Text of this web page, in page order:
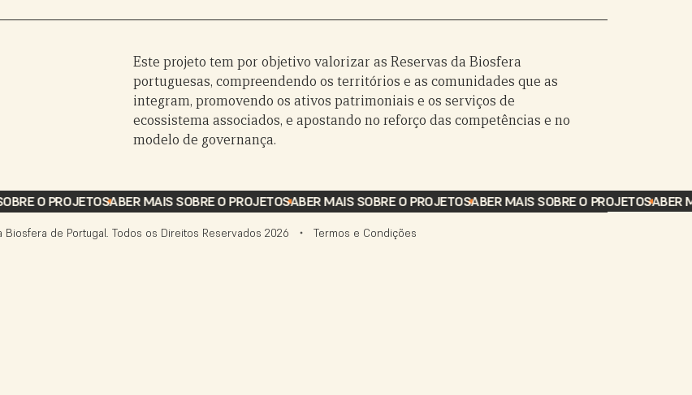
Este projeto tem por objetivo valorizar as Reservas da Biosfera
portuguesas, compreendendo os territórios e as comunidades que as
integram, promovendo os ativos patrimoniais e os serviços de
ecossistema associados, e apostando no reforço das competências e no
modelo de governança.
O PROJETOSABER MAIS SOBRE O PROJETOSABER MAIS SOBRE O PROJETOSABER MAIS SOBRE O PROJETOSABER
Biosfera de Portugal. Todos os Direitos Reservados 2026 Termos e Condições